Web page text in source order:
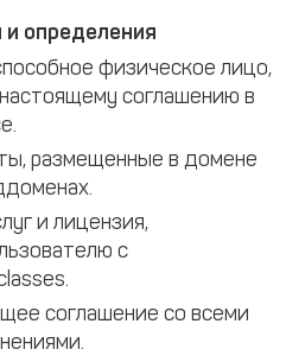
определения
физическое лицо,
соглашению в
размещенные в домене
и лицензия,
с
соглашение со всеми